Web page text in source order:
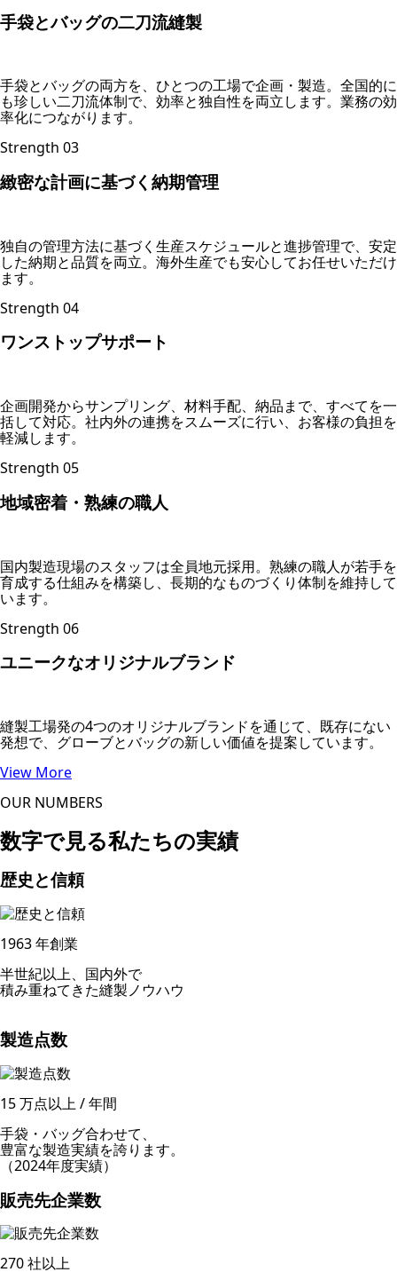
手袋とバッグの二刀流縫製
手袋とバッグの両方を、ひとつの工場で企画・製造。全国的に
も珍しい二刀流体制で、効率と独自性を両立します。業務の効
率化につながります。
Strength 03
緻密な計画に基づく納期管理
独自の管理方法に基づく生産スケジュールと進捗管理で、安定
した納期と品質を両立。海外生産でも安心してお任せいただけ
ます。
Strength 04
ワンストップサポート
企画開発からサンプリング、材料手配、納品まで、すべてを一
括して対応。社内外の連携をスムーズに行い、お客様の負担を
軽減します。
Strength 05
地域密着・熟練の職人
国内製造現場のスタッフは全員地元採用。熟練の職人が若手を
育成する仕組みを構築し、長期的なものづくり体制を維持して
います。
Strength 06
ユニークなオリジナルブランド
縫製工場発の4つのオリジナルブランドを通じて、既存にない
発想で、グローブとバッグの新しい価値を提案しています。
View More
OUR NUMBERS
数字で見る私たちの実績
歴史と信頼
1963年創業
半世紀以上、国内外で
積み重ねてきた縫製ノウハウ
製造点数
15万点以上 / 年間
手袋・バッグ合わせて、
豊富な製造実績を誇ります。
（2024年度実績）
販売先企業数
270社以上